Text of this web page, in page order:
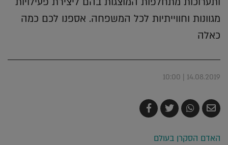
מגוונות וחווייתיות לכל המשפחה. אספנו לכם כמה
כאלה
14.08.2019 | 10:00
שלח
בדואר
שתף
ב-
צייץ
ב-
שתף
ב-
האדם הסקרן בעולם